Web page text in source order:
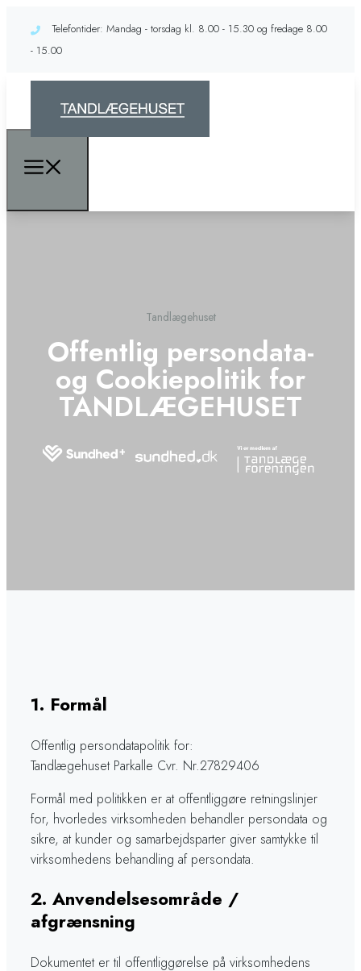
Telefontider: Mandag - torsdag kl. 8.00 - 15.30 og fredage 8.00
- 15.00
Tandlægehuset
Offentlig persondata-
og Cookiepolitik for
TANDLÆGEHUSET
1. ​Formål
Offentlig persondatapolitik for:
​Tandlægehuset Parkalle Cvr. Nr.27829406
​Formål med politikken er at offentliggøre retningslinjer
for, hvorledes virksomheden behandler persondata og
sikre, at kunder og samarbejdsparter giver samtykke til
virksomhedens behandling af persondata.
​​2.​ Anvendelsesområde /
afgrænsning
Dokumentet er til offentliggørelse på virksomhedens